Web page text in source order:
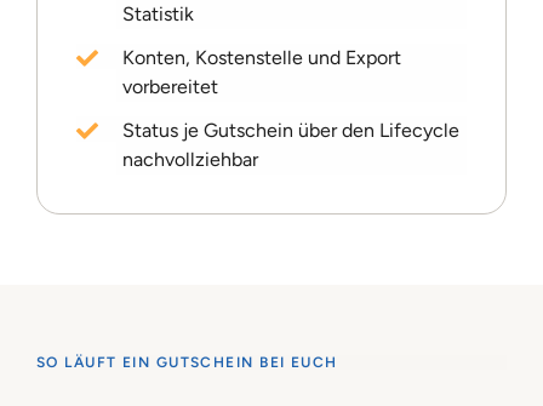
Statistik
Konten, Kostenstelle und Export
vorbereitet
Status je Gutschein über den Lifecycle
nachvollziehbar
SO LÄUFT EIN GUTSCHEIN BEI EUCH